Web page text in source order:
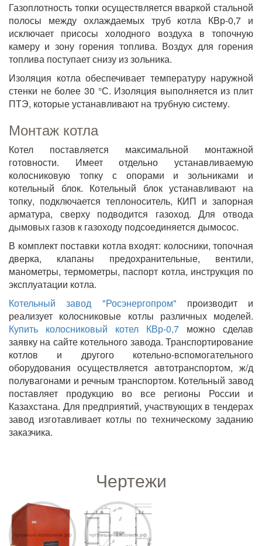
Газоплотность топки осуществляется вваркой стальной
полосы между охлаждаемых труб котла КВр-0,7 и
исключает присосы холодного воздуха в топочную
камеру и зону горения топлива. Воздух для горения
топлива поступает снизу из зольника.
Изоляция котла обеспечивает температуру наружной
стенки не более 30 °С. Изоляция выполняется из плит
ПТЭ, которые устанавливают на трубную систему.
Монтаж котла
Котел поставляется максимальной монтажной
готовности. Имеет отдельно устанавливаемую
колосниковую топку с опорами и зольниками и
котельный блок. Котельный блок устанавливают на
топку, подключается теплоноситель, КИП и запорная
арматура, сверху подводится газоход. Для отвода
дымовых газов к газоходу подсоединяется дымосос.
В комплект поставки котла входят: колосники, топочная
дверка, клапаны предохранительные, вентили,
манометры, термометры, паспорт котла, инструкция по
эксплуатации котла.
Котельный завод "Росэнергопром" производит и
реализует колосниковые котлы различных моделей.
Купить колосниковый котел КВр-0,7 можно сделав
заявку на сайте котельного завода. Транспортирование
котлов и другого котельно-вспомогательного
оборудования осуществляется автотранспортом, ж/д
полувагонами и речным транспортом. Котельный завод
поставляет продукцию во все регионы России и
Казахстана. Для предприятий, участвующих в тендерах
завод изготавливает котлы по техническому заданию
заказчика.
Чертежи